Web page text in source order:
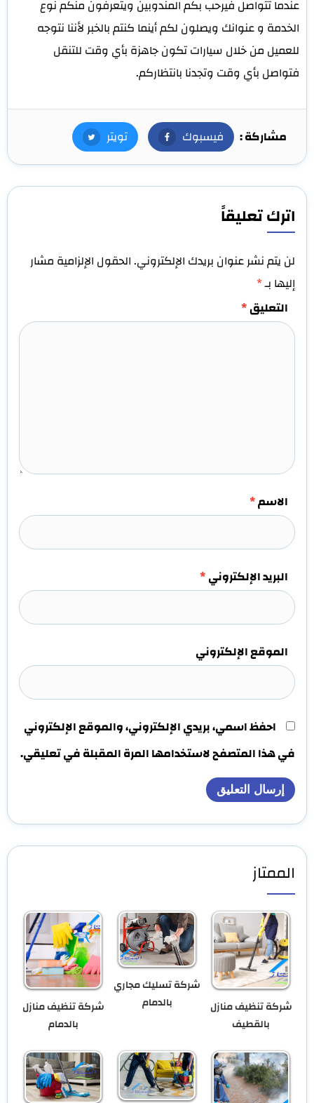
عندما تتواصل فيرحب بكم المندوبين ويتعرفون منكم نوع
الخدمة و عنوانك ويصلون لكم أينما كنتم بالخبر لأننا نتوجه
للعميل من خلال سيارات تكون جاهزة بأي وقت للتنقل
فتواصل بأي وقت وتجدنا بانتظاركم.
مشاركة : فيسبوك فيسبوكتويتر تويتر
اترك تعليقاً
لن يتم نشر عنوان بريدك الإلكتروني.الحقول الإلزامية مشار
إليها بـ*
التعليق*
الاسم*
البريد الإلكتروني*
الموقع الإلكتروني
احفظ اسمي، بريدي الإلكتروني، والموقع الإلكتروني
في هذا المتصفح لاستخدامها المرة المقبلة في تعليقي.
الممتاز
شركة تنظيف منازل
بالقطيف
شركة تسليك مجاري
بالدمام
شركة تنظيف منازل
بالدمام